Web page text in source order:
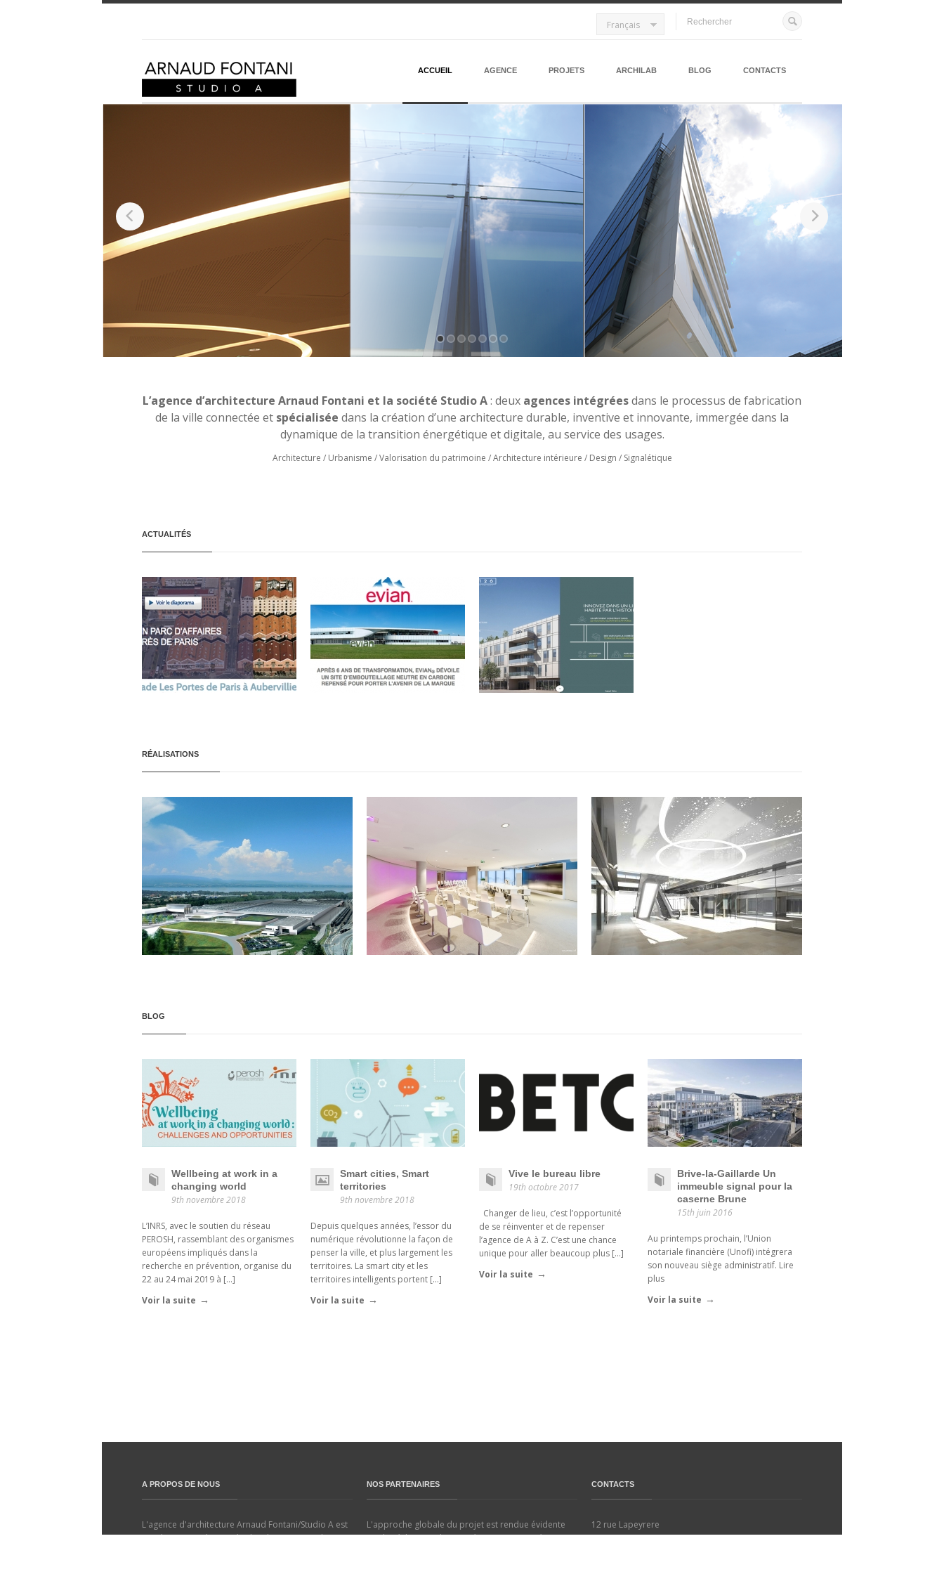
Français
ACCUEIL AGENCE PROJETS ARCHILAB BLOG CONTACTS
L’agence d’architecture Arnaud Fontani et la société Studio A: deux agences intégréesdans le processus de fabrication
de la ville connectée et spécialisée dans la création d’une architecture durable, inventive et innovante, immergée dans la
dynamique de la transition énergétique et digitale, au service des usages.
Architecture / Urbanisme / Valorisation du patrimoine / Architecture intérieure / Design / Signalétique
ACTUALITÉS
RÉALISATIONS
BLOG
Wellbeing at work in a
changing world
9th novembre 2018
L’INRS, avec le soutien du réseau
PEROSH, rassemblant des organismes
européens impliqués dans la
recherche en prévention, organise du
22 au 24 mai 2019 à […]
Voir la suite
Smart cities, Smart
territories
9th novembre 2018
Depuis quelques années, l’essor du
numérique révolutionne la façon de
penser la ville, et plus largement les
territoires. La smart city et les
territoires intelligents portent […]
Voir la suite
Vive le bureau libre
19th octobre 2017
Changer de lieu, c’est l’opportunité
de se réinventer et de repenser
l’agence de A à Z. C’est une chance
unique pour aller beaucoup plus […]
Voir la suite
Brive-la-Gaillarde Un
immeuble signal pour la
caserne Brune
15th juin 2016
Au printemps prochain, l’Union
notariale financière (Unofi) intégrera
son nouveau siège administratif. Lire
plus
Voir la suite
A PROPOS DE NOUS
L'agence d'architecture Arnaud Fontani/Studio A est
une équipe expérimentée d'architectes, graphistes-
NOS PARTENAIRES
L'approche globale du projet est rendue évidente
par les échanges de compétences regroupées au
CONTACTS
12 rue Lapeyrere
75018 Paris